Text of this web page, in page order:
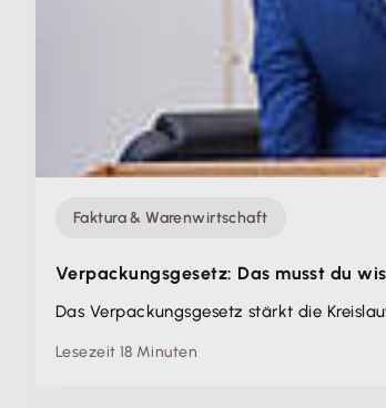
Faktura & Warenwirtschaft
Verpackungsgesetz: Das musst du
Das Verpackungsgesetz stärkt die
Lesezeit 18 Minuten